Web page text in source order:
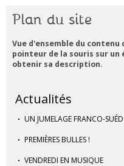
Plan du site
Vue d'ensemble du
pointeur de la souris sur un
obtenir sa description.
Actualités
UN JUMELAGE FRANCO-
PREMIÈRES BULLES !
VENDREDI EN MUSIQUE